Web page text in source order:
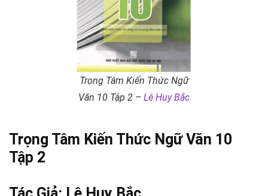
Trọng Tâm Kiến Thức Ngữ
Văn 10 Tập 2 – Lê Huy Bắc
Trọng Tâm Kiến Thức Ngữ Văn 10
Tập 2